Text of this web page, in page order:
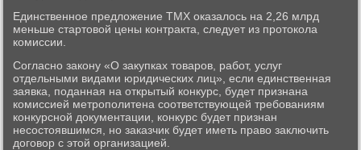
Единственное предложение ТМХ оказалось на 2,26 млрд
меньше стартовой цены контракта, следует из протокола
комиссии.
Согласно закону «О закупках товаров, работ, услуг
отдельными видами юридических лиц», если единственная
заявка, поданная на открытый конкурс, будет признана
комиссией метрополитена соответствующей требованиям
конкурсной документации, конкурс будет признан
несостоявшимся, но заказчик будет иметь право заключить
договор с этой организацией.